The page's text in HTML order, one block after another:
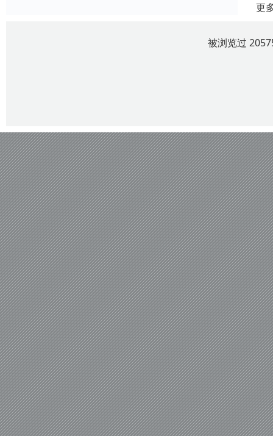
更
被浏览过